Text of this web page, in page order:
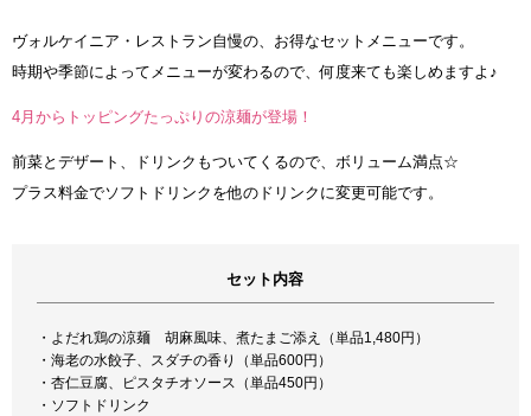
ヴォルケイニア・レストラン自慢の、お得なセットメニューです。
時期や季節によってメニューが変わるので、何度来ても楽しめますよ♪
4月からトッピングたっぷりの涼麺が登場！
前菜とデザート、ドリンクもついてくるので、ボリューム満点☆
プラス料金でソフトドリンクを他のドリンクに変更可能です。
セット内容
・よだれ鶏の涼麺 胡麻風味、煮たまご添え（単品1,480円）
・海老の水餃子、スダチの香り（単品600円）
・杏仁豆腐、ピスタチオソース（単品450円）
・ソフトドリンク